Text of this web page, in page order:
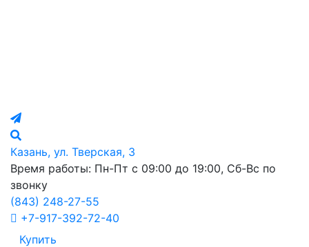
Казань, ул. Тверская, 3
Время работы: Пн-Пт с 09:00 до 19:00, Сб-Вс по
звонку
(843) 248-27-55
+7-917-392-72-40
Купить